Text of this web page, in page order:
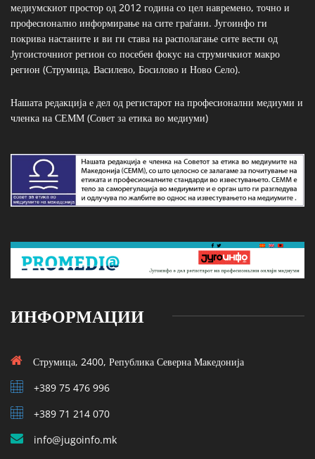
медиумскиот простор од 2012 година со цел навремено, точно и
професионално информирање на сите граѓани. Југоинфо ги
покрива настаните и ви ги става на располагање сите вести од
Југоисточниот регион со посебен фокус на струмичкиот макро
регион (Струмица, Василево, Босилово и Ново Село).
Нашата редакција е дел од регистарот на професионални медиуми и
членка на СЕММ (Совет за етика во медиуми)
ИНФОРМАЦИИ
Струмица, 2400, Република Северна Македонија
+389 75 476 996
+389 71 214 070
info@jugoinfo.mk